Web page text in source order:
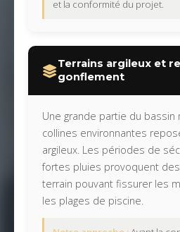
et la conformité du projet.
Terrains argileux et
gonflement
Une grande partie du bassin
collines environnantes
argileux. Les périodes de
fortes pluies provoquent
terrain pouvant fissurer les
les plages de piscine.